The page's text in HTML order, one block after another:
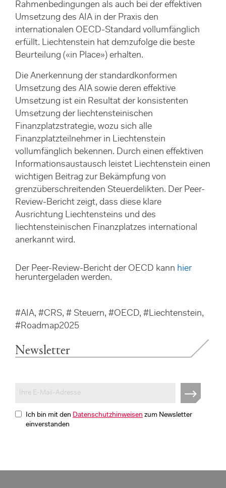
Newsletter
Ich bin mit den Datenschutzhinweisen zum Newsletter
einverstanden
Rahmenbedingungen als auch bei der effektiven
Umsetzung des AIA in der Praxis den
internationalen OECD-Standard vollumfänglich
erfüllt. Liechtenstein hat demzufolge die beste
Beurteilung («in Place») erhalten.
Die Anerkennung der standardkonformen
Umsetzung des AIA sowie deren effektive
Umsetzung ist ein Resultat der konsistenten
Umsetzung der liechtensteinischen
Finanzplatzstrategie, wozu sich alle
Finanzplatzteilnehmer in Liechtenstein
vollumfänglich bekennen. Durch einen effektiven
Informationsaustausch leistet Liechtenstein einen
wichtigen Beitrag zur Bekämpfung von
grenzüberschreitenden Steuerdelikten. Der Peer-
Review-Bericht zeigt, dass diese klare
Ausrichtung Liechtensteins und des
liechtensteinischen Finanzplatzes international
anerkannt wird.
Der Peer-Review-Bericht der OECD kann hier
heruntergeladen werden.
#AIA, #CRS, # Steuern, #OECD, #Liechtenstein,
#Roadmap2025